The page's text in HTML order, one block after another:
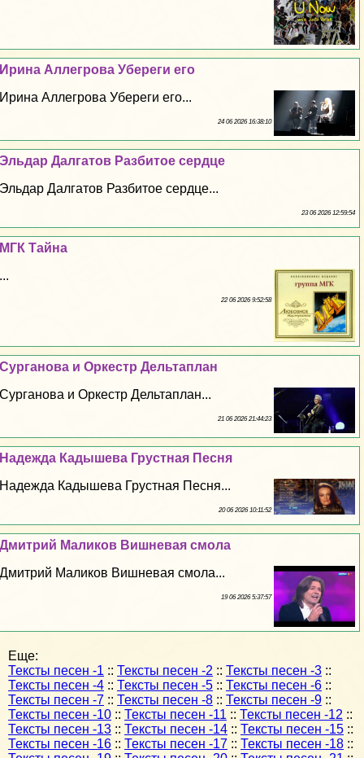
Ирина Аллегрова Убереги его
Ирина Аллегрова Убереги его...
24 06 2026 16:38:10
Эльдар Далгатов Разбитое сердце
Эльдар Далгатов Разбитое сердце...
23 06 2026 12:59:54
МГК Тайна
...
22 06 2026 9:52:58
Сурганова и Оркестр Дельтаплан
Сурганова и Оркестр Дельтаплан...
21 06 2026 21:44:23
Надежда Кадышева Грустная Песня
Надежда Кадышева Грустная Песня...
20 06 2026 10:11:52
Дмитрий Маликов Вишневая смола
Дмитрий Маликов Вишневая смола...
19 06 2026 5:37:57
Еще:
Тексты песен -1 :: Тексты песен -2 :: Тексты песен -3 ::
Тексты песен -4 :: Тексты песен -5 :: Тексты песен -6 ::
Тексты песен -7 :: Тексты песен -8 :: Тексты песен -9 ::
Тексты песен -10 :: Тексты песен -11 :: Тексты песен -12 ::
Тексты песен -13 :: Тексты песен -14 :: Тексты песен -15 ::
Тексты песен -16 :: Тексты песен -17 :: Тексты песен -18 ::